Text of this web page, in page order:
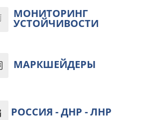
МОНИТОРИНГ
УСТОЙЧИВОСТИ
МАРКШЕЙДЕРЫ
РОССИЯ - ДНР - ЛНР